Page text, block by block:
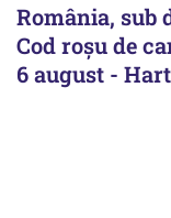
România, sub
Cod roșu de
6 august -